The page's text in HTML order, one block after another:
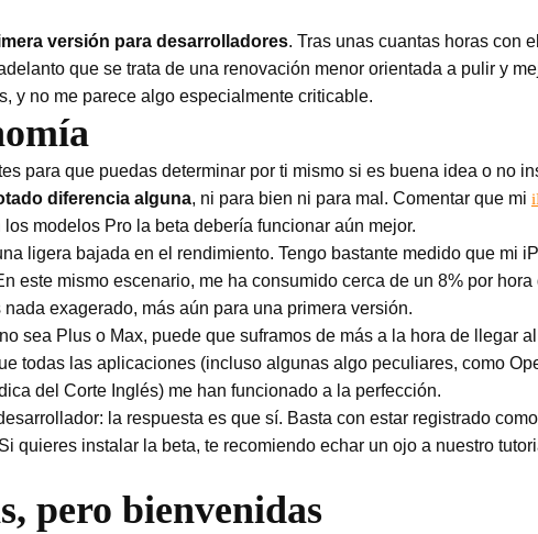
versión para desarrolladores. Tras unas cuantas horas con
que se trata de una renovación menor orientada a pulir y
y no me parece algo especialmente criticable.
para que puedas determinar por ti mismo si es buena idea o no
diferencia alguna, ni para bien ni para mal. Comentar que mi
modelos Pro la beta debería funcionar aún mejor.
ligera bajada en el rendimiento. Tengo bastante medido que mi
este mismo escenario, me ha consumido cerca de un 8% por hora
nada exagerado, más aún para una primera versión.
sea Plus o Max, puede que suframos de más a la hora de llegar
todas las aplicaciones (incluso algunas algo peculiares, como
del Corte Inglés) me han funcionado a la perfección.
la respuesta es que sí. Basta con estar registrado
quieres instalar la beta, te recomiendo echar un ojo a nuestro
pero bienvenidas